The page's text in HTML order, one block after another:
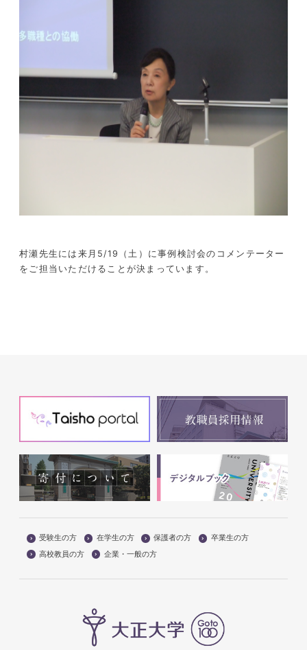
村瀬先生には来月5/19（土）に事例検討会のコメンテーター
をご担当いただけることが決まっています。
受験生の方 在学生の方 保護者の方
卒業生の方
高校教員の方
企業・一般の方